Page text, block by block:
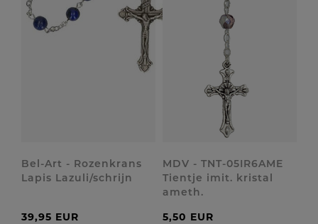
Bel-Art - Rozenkrans
Lapis Lazuli/schrijn
39,95 EUR
MDV - TNT-05IR6AME
Tientje imit. kristal
ameth.
5,50 EUR